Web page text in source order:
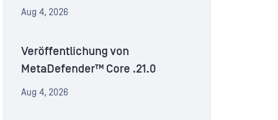
Aug 4, 2026
Veröffentlichung von
MetaDefender™ Core .21.0
Aug 4, 2026